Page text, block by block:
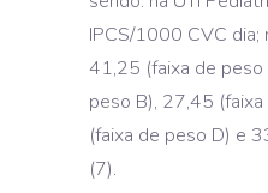
IPCS/1000 CVC dia;
41,25 (faixa de
peso B), 27,45
(faixa de peso D) e
(7).